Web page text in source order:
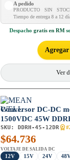
A pedido
PRODUCTO SIN
Tiempo de entrega 8 a 12
Despacho gratis en RM
Ver
Conversor DC-DC
1500VDC 45W
SKU: DDRH-45-12DR
$64.736
VOLTAJE DE SALIDA DC
12V 15V 24V